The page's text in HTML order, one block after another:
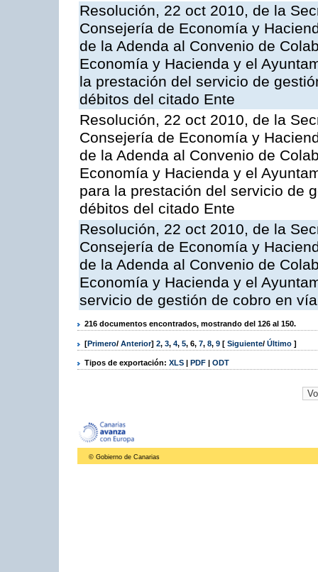
Resolución, 22 oct 2010, de la
Consejería de Economía y
de la Adenda al Convenio de
Economía y Hacienda y el
la prestación del servicio de
débitos del citado Ente
Resolución, 22 oct 2010, de la
Consejería de Economía y
de la Adenda al Convenio de
Economía y Hacienda y el
para la prestación del servicio de
débitos del citado Ente
Resolución, 22 oct 2010, de la
Consejería de Economía y
de la Adenda al Convenio de
Economía y Hacienda y el
servicio de gestión de cobro en
216 documentos encontrados, mostrando del 126 al 150.
[Primero/ Anterior] 2, 3, 4, 5, 6, 7, 8, 9 [ Siguiente/ Último ]
Tipos de exportación: XLS | PDF | ODT
© Gobierno de Canarias